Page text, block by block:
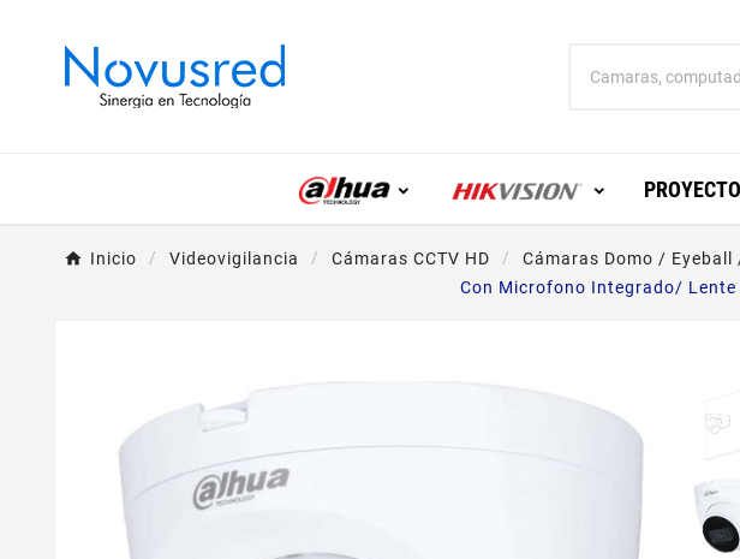
Inicio Videovigilancia Cámaras CCTV HD Cámaras Domo / Eyeball
Con Microfono Integrado/ Lente